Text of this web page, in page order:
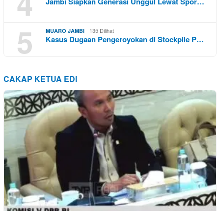
5 MUARO JAMBI 135 Dilihat
Kasus Dugaan Pengeroyokan di Stockpile P…
CAKAP KETUA EDI